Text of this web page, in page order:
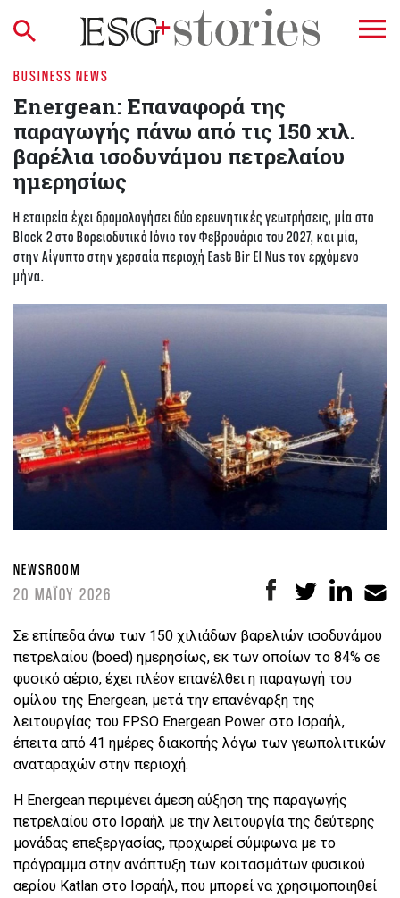
BUSINESS NEWS
Energean: Επαναφορά της
παραγωγής πάνω από τις 150 χιλ.
βαρέλια ισοδυνάμου πετρελαίου
ημερησίως
Η εταιρεία έχει δρομολογήσει δύο ερευνητικές γεωτρήσεις, μία στο
Block 2 στο Βορειοδυτικό Ιόνιο τον Φεβρουάριο του 2027, και μία,
στην Αίγυπτο στην χερσαία περιοχή East Bir El Nus τον ερχόμενο
μήνα.
NEWSROOM
20 ΜΑΪΟΥ 2026
Σε επίπεδα άνω των 150 χιλιάδων βαρελιών ισοδυνάμου
πετρελαίου (boed) ημερησίως, εκ των οποίων το 84% σε
φυσικό αέριο, έχει πλέον επανέλθει η παραγωγή του
ομίλου της Energean, μετά την επανέναρξη της
λειτουργίας του FPSO Energean Power στο Ισραήλ,
έπειτα από 41 ημέρες διακοπής λόγω των γεωπολιτικών
αναταραχών στην περιοχή.
Η Energean περιμένει άμεση αύξηση της παραγωγής
πετρελαίου στο Ισραήλ με την λειτουργία της δεύτερης
μονάδας επεξεργασίας, προχωρεί σύμφωνα με το
πρόγραμμα στην ανάπτυξη των κοιτασμάτων φυσικού
αερίου Katlan στο Ισραήλ, που μπορεί να χρησιμοποιηθεί